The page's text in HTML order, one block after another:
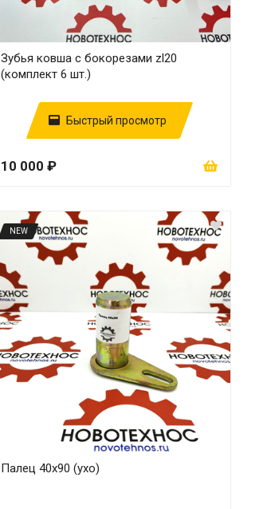
Зубья ковша с бокорезами zl20
(комплект 6 шт.)
Быстрый просмотр
10 000 ₽
NEW
Палец 40х90 (ухо)